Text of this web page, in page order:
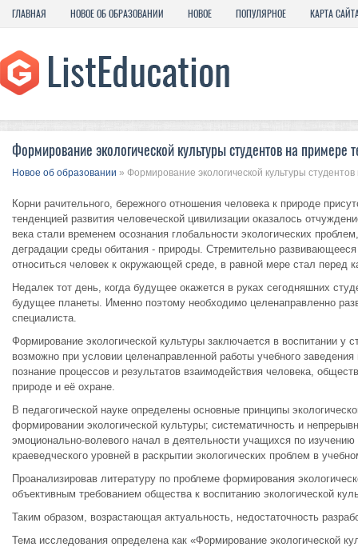
ГЛАВНАЯ НОВОЕ ОБ ОБРАЗОВАНИИ НОВОЕ ПОПУЛЯРНОЕ КАРТА
Формирование экологической культуры студентов на
Новое об образовании » Формирование экологической культуры
Корни рачительного, бережного отношения человека к природе
тенденцией развития человеческой цивилизации оказалось
века стали временем осознания глобальности экологических
деградации среды обитания - природы. Стремительно
относиться человек к окружающей среде, в равной мере стал перед
Недалек тот день, когда будущее окажется в руках сегодняшних
будущее планеты. Именно поэтому необходимо целенаправленно
специалиста.
Формирование экологической культуры заключается в воспитании у
возможно при условии целенаправленной работы учебного
познание процессов и результатов взаимодействия человека,
природе и её охране.
В педагогической науке определены основные принципы
формировании экологической культуры; систематичность и
эмоционально-волевого начал в деятельности учащихся по
краеведческого уровней в раскрытии экологических проблем в
Проанализировав литературу по проблеме формирования
объективным требованием общества к воспитанию экологической
Таким образом, возрастающая актуальность, недостаточность
Тема исследования определена как «Формирование экологической